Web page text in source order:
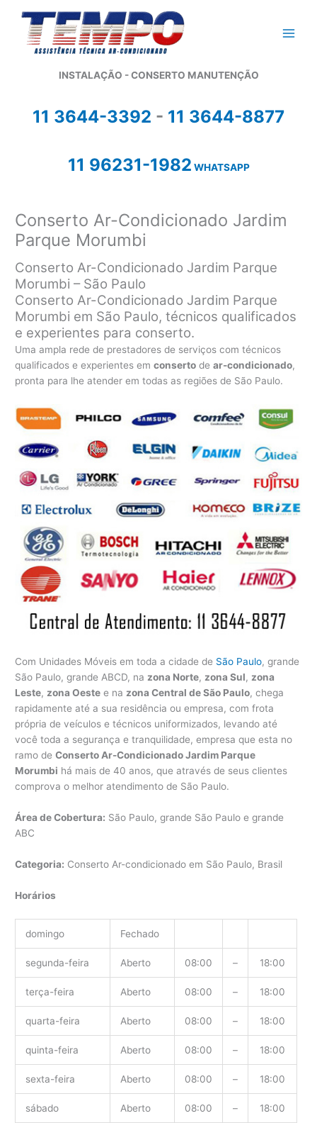
conteúdo
INSTALAÇÃO - CONSERTO MANUTENÇÃO
11 3644-3392 - 11 3644-8877
11 96231-1982 WHATSAPP
Conserto Ar-Condicionado Jardim
Parque Morumbi
Conserto Ar-Condicionado Jardim Parque
Morumbi – São Paulo
Conserto Ar-Condicionado Jardim Parque
Morumbi em São Paulo, técnicos qualificados
e experientes para conserto.
Uma ampla rede de prestadores de serviços com técnicos
qualificados e experientes emconserto dear-condicionado,
pronta para lhe atender em todas as regiões de São Paulo.
Com Unidades Móveis em toda a cidade de São Paulo, grande
São Paulo, grande ABCD, na zona Norte, zona Sul, zona
Leste, zona Oeste e na zona Central de São Paulo, chega
rapidamente até a sua residência ou empresa, com frota
própria de veículos e técnicos uniformizados, levando até
você toda a segurança e tranquilidade, empresa que esta no
ramo deConserto Ar-Condicionado Jardim Parque
Morumbi há mais de 40 anos, que através de seus clientes
comprova o melhor atendimento de São Paulo.
Área de Cobertura: São Paulo, grande São Paulo e grande
ABC
Categoria: Conserto Ar-condicionado em São Paulo, Brasil
Horários
domingo Fechado
segunda-feira Aberto 08:00 – 18:00
terça-feira Aberto 08:00 – 18:00
quarta-feira Aberto 08:00 – 18:00
quinta-feira Aberto 08:00 – 18:00
sexta-feira Aberto 08:00 – 18:00
sábado Aberto 08:00 – 18:00